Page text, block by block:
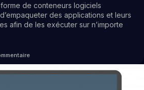
de conteneurs logiciels
des applications et leurs
afin de les exécuter sur n’importe